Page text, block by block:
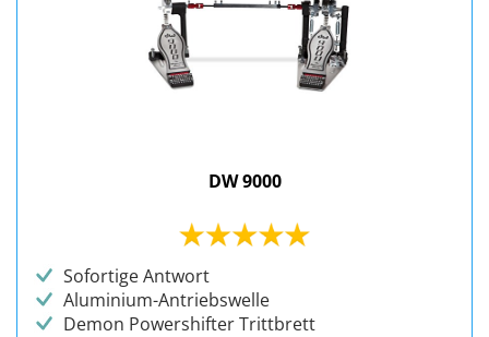
DW 9000
Sofortige Antwort
Aluminium-Antriebswelle
Demon Powershifter Trittbrett